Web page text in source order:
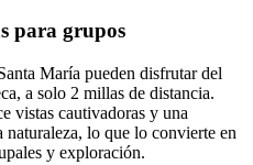
para grupos
María pueden disfrutar del
a solo 2 millas de distancia.
vistas cautivadoras y una
lo que lo convierte en
y exploración.